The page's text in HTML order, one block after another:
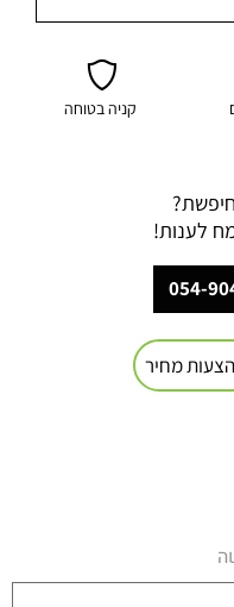
קניה בטוחה
לענות!
מחיר